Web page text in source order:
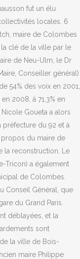
fut un élu
locales. 6
maire de Colombes
la clé de la ville par le
de Neu-Ulm, le Dr
Conseiller général)
54% des voix en 2001,
2008, à 71,3% en
Nicole Goueta a alors
préfecture du 92 et à
du maire de
la reconstruction. Le
Tricon) a également
de Colombes.
Conseil Général, que
du Grand Paris.
déblayées, et la
sont
la ville de Bois-
maire Philippe